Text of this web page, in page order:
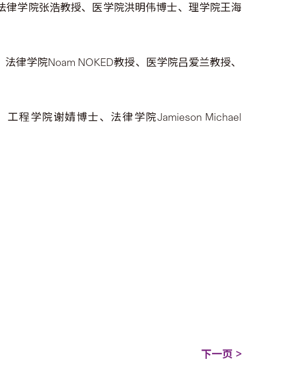
学院张浩教授、医学院洪明伟博士、理学院王海
律学院Noam NOKED教授、医学院吕爱兰教授、
程学院谢婧博士、法律学院Jamieson Michael
下一页 >